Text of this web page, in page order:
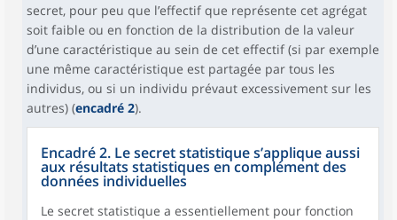
secret, pour peu que l’effectif que représente cet agrégat
soit faible ou en fonction de la distribution de la valeur
d’une caractéristique au sein de cet effectif (si par exemple
une même caractéristique est partagée par tous les
individus, ou si un individu prévaut excessivement sur les
autres) (encadré 2).
Encadré 2. Le secret statistique s’applique aussi
aux résultats statistiques en complément des
données individuelles
Le secret statistique a essentiellement pour fonction